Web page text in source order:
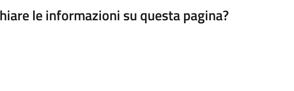
le informazioni su questa pagina?